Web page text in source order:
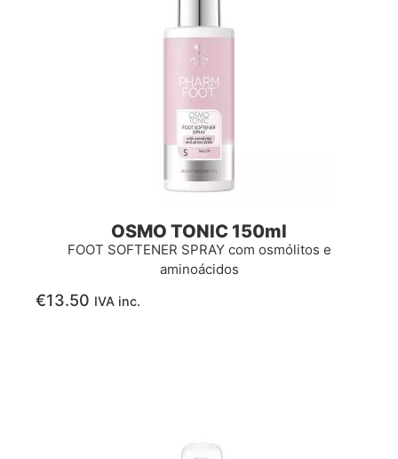
OSMO TONIC 150ml
FOOT SOFTENER SPRAY com osmólitos e
aminoácidos
€13.50 IVA inc.